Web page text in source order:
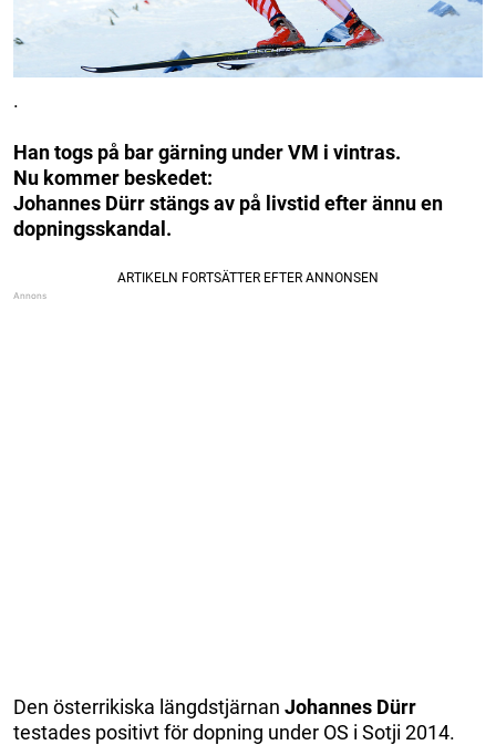
.
Han togs på bar gärning under VM i vintras.
Nu kommer beskedet:
Johannes Dürr stängs av på livstid efter ännu en
dopningsskandal.
Den österrikiska längdstjärnan Johannes Dürr
testades positivt för dopning under OS i Sotji 2014.